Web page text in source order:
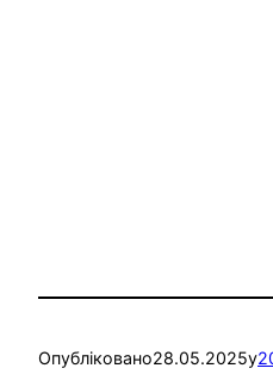
Опубліковано28.05.2025у